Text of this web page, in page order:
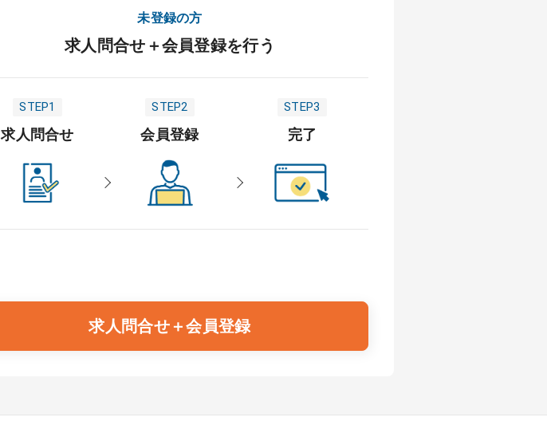
未登録の方
求人問合せ＋会員登録を行う
STEP1
求人問合せ
STEP2
会員登録
STEP3
完了
求人問合せ＋会員登録